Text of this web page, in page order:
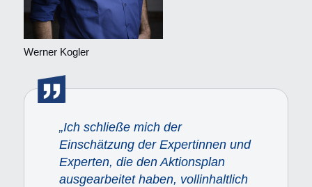
Werner Kogler
„Ich schließe mich der
Einschätzung der Expertinnen und
Experten, die den Aktionsplan
ausgearbeitet haben, vollinhaltlich